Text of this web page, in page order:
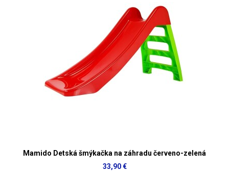
Mamido Detská šmýkačka na záhradu červeno-zelená
33,90 €